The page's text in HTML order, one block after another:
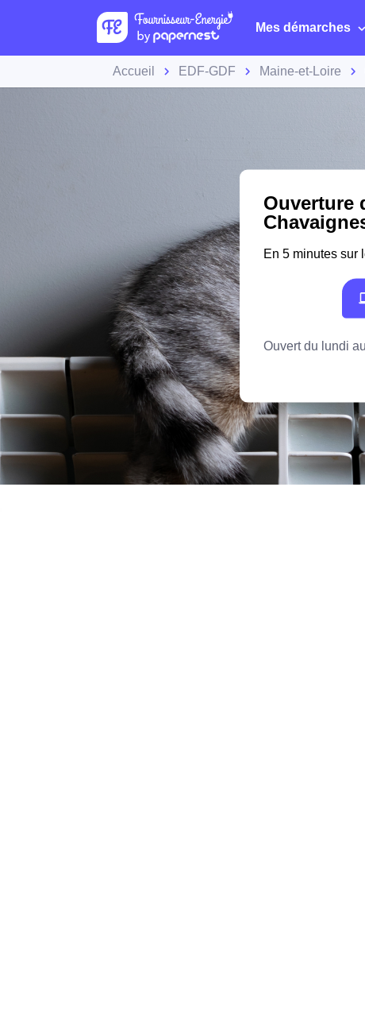
Mes démarches
Accueil EDF-GDF Maine-et-Loire